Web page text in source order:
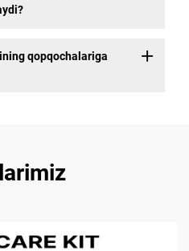
qopqochalariga